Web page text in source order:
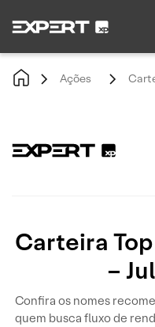
Ações
Carteira
–
Confira os nomes
quem busca fluxo de